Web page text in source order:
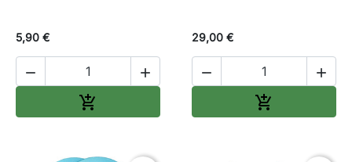
5,90 €
 

29,00 €
 
